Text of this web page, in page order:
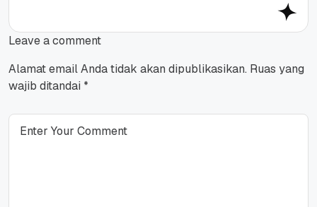
Leave a comment
Alamat email Anda tidak akan dipublikasikan. Ruas yang
wajib ditandai *